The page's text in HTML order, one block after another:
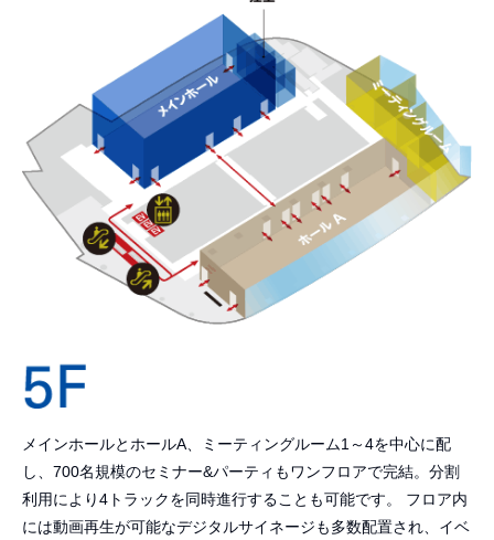
メインホールとホールA、ミーティングルーム1～4を中心に配
し、700名規模のセミナー&パーティもワンフロアで完結。分割
利用により4トラックを同時進行することも可能です。 フロア内
には動画再生が可能なデジタルサイネージも多数配置され、イベ